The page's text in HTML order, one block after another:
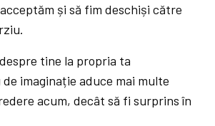
și să fim deschiși către
tine la propria ta
imaginație aduce mai multe
acum, decât să fi surprins în